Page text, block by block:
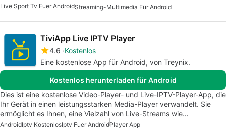
Live Sport Tv Fuer AndroidStreaming-Multimedia Für Android
TiviApp Live IPTV Player
4.6 Kostenlos
Eine kostenlose App für Android, von Treynix.
Kostenlos herunterladen für Android
Dies ist eine kostenlose Video-Player- und Live-IPTV-Player-App, die
Ihr Gerät in einen leistungsstarken Media-Player verwandelt. Sie
ermöglicht es Ihnen, eine Vielzahl von Live-Streams wie…
AndroidIptv KostenlosIptv Fuer AndroidPlayer App